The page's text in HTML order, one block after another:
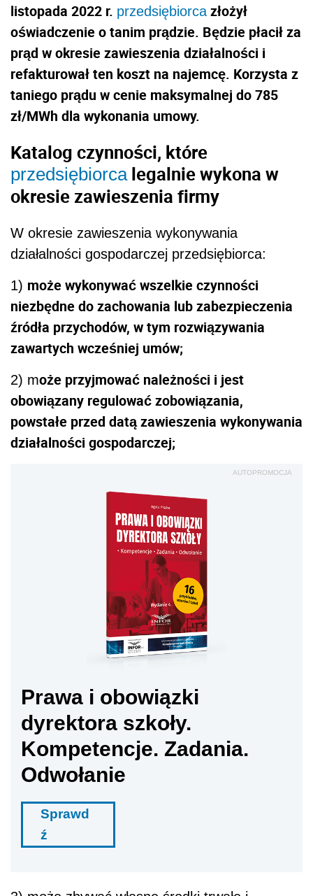
listopada 2022 r. przedsiębiorcazłożył
oświadczenie o tanim prądzie. Będzie płacił za
prąd w okresie zawieszenia działalności i
refakturował ten koszt na najemcę. Korzysta z
taniego prądu w cenie maksymalnej do 785
zł/MWh dla wykonania umowy.
Katalog czynności, które
przedsiębiorcalegalnie wykona w
okresie zawieszenia firmy
W okresie zawieszenia wykonywania
działalności gospodarczej przedsiębiorca:
1) może wykonywać wszelkie czynności
niezbędne do zachowania lub zabezpieczenia
źródła przychodów, w tym rozwiązywania
zawartych wcześniej umów;
2) może przyjmować należności i jest
obowiązany regulować zobowiązania,
powstałe przed datą zawieszenia wykonywania
działalności gospodarczej;
AUTOPROMOCJA
Prawa i obowiązki
dyrektora szkoły.
Kompetencje. Zadania.
Odwołanie
Sprawd
ź